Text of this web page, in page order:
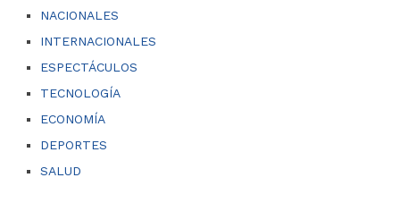
NACIONALES
INTERNACIONALES
ESPECTÁCULOS
TECNOLOGÍA
ECONOMÍA
DEPORTES
SALUD